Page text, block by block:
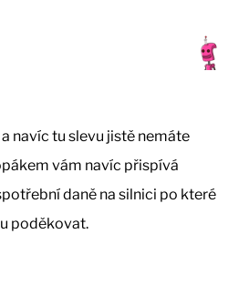
navíc tu slevu jistě nemáte
vám navíc přispívá
daně na silnici po které
poděkovat.